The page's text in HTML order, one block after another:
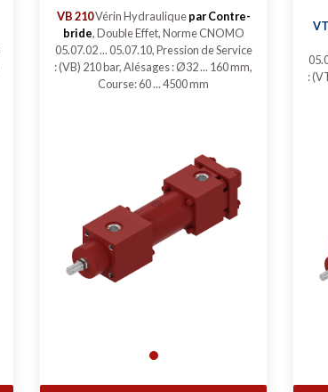
VB 210Vérin Hydrauliquepar Contre-
bride, Double Effet, Norme CNOMO
05.07.02 ... 05.07.10, Pression de Service
: (VB) 210 bar, Alésages : Ø32 ... 160 mm,
Course: 60 ... 4500 mm
: